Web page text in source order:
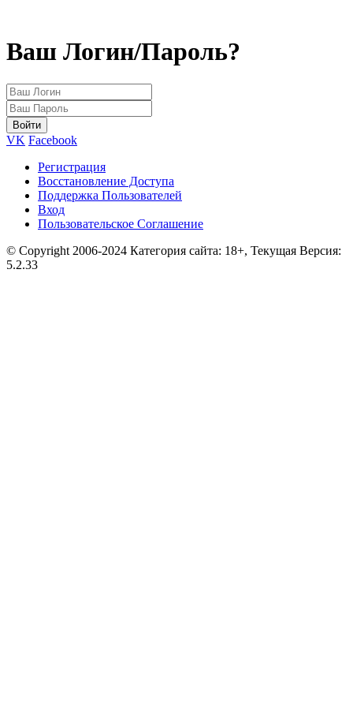
Ваш Логин/Пароль?
VK Facebook
Регистрация
Восстановление Доступа
Поддержка Пользователей
Вход
Пользовательское Соглашение
© Copyright 2006-2024 Категория сайта: 18+, Текущая Версия:
5.2.33